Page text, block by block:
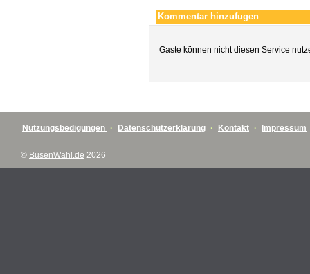
Kommentar hinzufugen
Gaste können nicht diesen Service
Nutzungsbedigungen · Datenschutzerklarung · Kontakt · Impressum
© BusenWahl.de 2026